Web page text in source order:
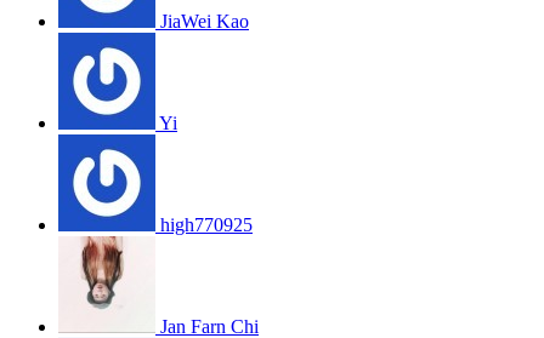
JiaWei Kao
Yi
high770925
Jan Farn Chi